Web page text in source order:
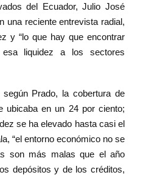
del Ecuador, Julio José
una reciente entrevista radial,
y “lo que hay que encontrar
liquidez a los sectores
Prado, la cobertura de
ubicaba en un 24 por ciento;
se ha elevado hasta casi el
“el entorno económico no se
son más malas que el año
depósitos y de los créditos,